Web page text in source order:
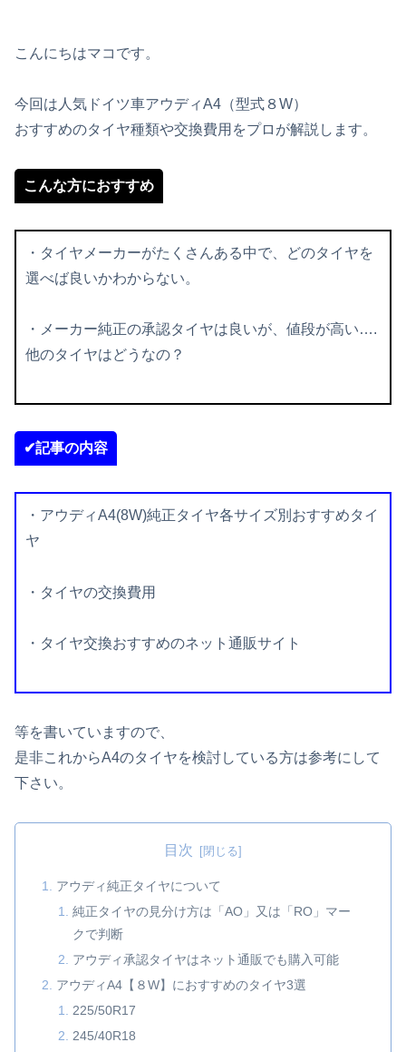
こんにちはマコです。
今回は人気ドイツ車アウディA4（型式８W）
おすすめのタイヤ種類や交換費用をプロが解説します。
こんな方におすすめ
・タイヤメーカーがたくさんある中で、どのタイヤを
選べば良いかわからない。
・メーカー純正の承認タイヤは良いが、値段が高い….
他のタイヤはどうなの？
✔記事の内容
・アウディA4(8W)純正タイヤ各サイズ別おすすめタイ
ヤ
・タイヤの交換費用
・タイヤ交換おすすめのネット通販サイト
等を書いていますので、
是非これからA4のタイヤを検討している方は参考にして
下さい。
目次
アウディ純正タイヤについて
純正タイヤの見分け方は「AO」又は「RO」マー
クで判断
アウディ承認タイヤはネット通販でも購入可能
アウディA4【８W】におすすめのタイヤ3選
225/50R17
245/40R18